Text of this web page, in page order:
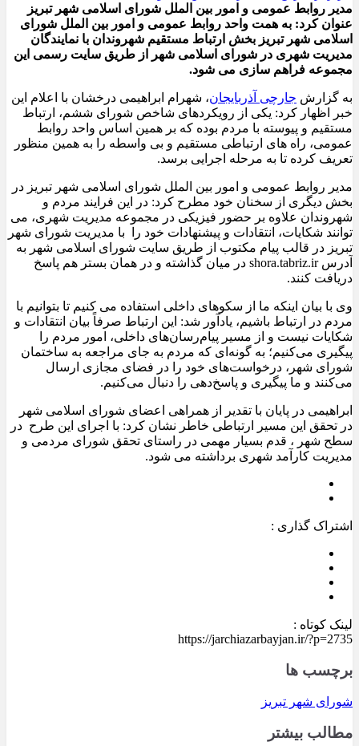
مدیر روابط عمومی و امور بین الملل شورای اسلامی شهر تبریز
عنوان کرد: به همت واحد روابط عمومی و امور بین الملل شورای
اسلامی شهر تبریز بخش ارتباط مستقیم شهروندان با نمایندگان
مدیریت شهری در شورای اسلامی شهر از طریق سایت رسمی این
مجموعه فراهم سازی می شود.
به گزارش جارچی آذربایجان، شهرام ابراهیمی درخشان با اعلام این
خبر اظهار کرد: یکی از رویکردهای شاخص شورای ششم، ارتباط
مستقیم و پیوسته با مردم بوده که بر همین اساس واحد روابط
عمومی، راه های ارتباطی مستقیم و بی واسطه را به همین منظور
تعریف کرده تا به مرحله اجرایی برسد.
مدیر روابط عمومی و امور بین الملل شورای اسلامی شهر تبریز در
بخش دیگری از سخنان خود مطرح کرد: در این فرایند مردم و
شهروندان علاوه بر حضور فیزیکی در مجموعه مدیریت شهری، می
توانند شکایات، انتقادات و پیشنهادات خود را با مدیریت شورای شهر
تبریز در قالب پیام مکتوب از طریق سایت شورای اسلامی شهر به
آدرس shora.tabriz.ir در میان گذاشته و در همان بستر هم پاسخ
دریافت کنند.
وی با بیان اینکه ما از سکوهای داخلی استفاده می کنیم تا بتوانیم با
مردم در ارتباط باشیم، یادآور شد: این ارتباط صرفاً بیان انتقادات و
شکایات نیست و از مسیر پیام‌رسان‌های داخلی، امور مردم را
پیگیری می‌کنیم؛ به گونه‌ای که مردم به جای مراجعه به ساختمان
شورای شهر، درخواست‌های خود را در فضای مجازی ارسال
می‌کنند و ما پیگیری و پاسخ‌دهی را دنبال می‌کنیم.
ابراهیمی در پایان با تقدیر از همراهی اعضای شورای اسلامی شهر
در تحقق این مسیر ارتباطی خاطر نشان کرد: با اجرای این طرح در
سطح شهر ، قدم بسیار مهمی در راستای تحقق شورای مردمی و
مدیریت کارآمد شهری برداشته می شود.
اشتراک گذاری :
لینک کوتاه :
https://jarchiazarbayjan.ir/?p=2735
برچسب ها
شورای شهر تبریز
مطالب بیشتر